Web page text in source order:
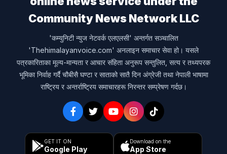
Community News Network LLC
'कम्युनिटी न्युज नेटवर्क एलएलसी' अन्तर्गत सञ्चालित
'Thehimalayanvoice.com' अनलाइन समाचार सेवा हो। यसले
पत्रकारिताका मूल्य-मान्यता र आचार संहिता अनुरूप सन्तुलित, सत्य र तथ्यपरक
भूमिका निर्वाह गर्दै चौबीसै घण्टा र साताको सातै दिन अंग्रेजी तथा नेपाली भाषामा
राष्ट्रिय र अन्तर्राष्ट्रिय समाचारहरू निरन्तर सम्प्रेषण गर्दछ।
GET IT ON
Google Play
Download on the
App Store